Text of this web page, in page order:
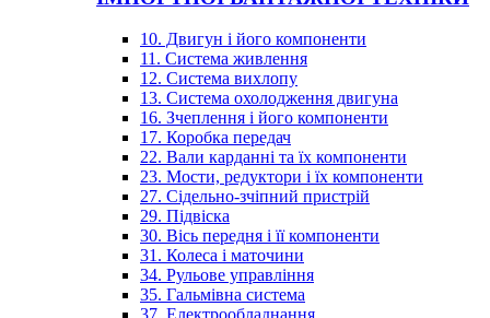
10. Двигун і його компоненти
11. Система живлення
12. Система вихлопу
13. Система охолодження двигуна
16. Зчеплення і його компоненти
17. Коробка передач
22. Вали карданні та їх компоненти
23. Мости, редуктори і їх компоненти
27. Сідельно-зчіпний пристрій
29. Підвіска
30. Вісь передня і її компоненти
31. Колеса і маточини
34. Рульове управління
35. Гальмівна система